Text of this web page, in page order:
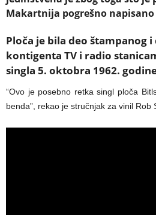
Makartnija pogrešno napisano
Ploča je bila deo štampanog
kontigenta TV i radio
singla 5. oktobra 1962.
“Ovo je posebno retka singl ploča
benda”, rekao je stručnjak za vinil Rob